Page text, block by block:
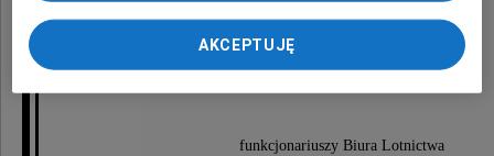
chor. SG
Marcina Bezubika
funkcjonariuszy Biura Lotnictwa
AKCEPTUJĘ